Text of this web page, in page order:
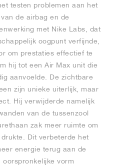
testen problemen aan het
de airbag en de
met Nike Labs, dat
oogpunt verfijnde,
om prestaties effectief te
hij tot een Air Max unit die
aanvoelde. De zichtbare
zijn unieke uiterlijk, maar
Hij verwijderde namelijk
van de tussenzool
zak meer ruimte om
Dit verbeterde het
energie terug aan de
vorm